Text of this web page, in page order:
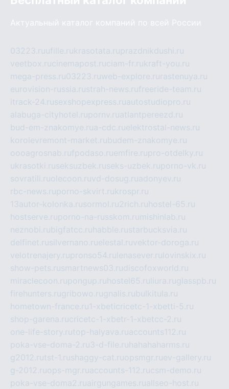
Актуальный каталог компаний по всей России
03223.ruufille.rukrasotata.ruprazdnikdushi.ru
veetbox.rucinemapost.ruciam-fr.rukraft-you.ru
mega-press.ru03223.ruweb-explore.ru rastenuya.ru
eurovision-russia.rustrah-news.rufreeride-team.ru
itrack-24.rusexshopexpress.ruautostudiopro.ru
alabuga-cityhotel.rupornv.ruatlantpereezd.ru
bud-em-znakomye.rua-cdc.ruelektrostal-news.ru
korolevremont-market.rubudem-znakomye.ru
oooagrosnab.rufpodaso.ruemfire.rupro-otdelky.ru
ukrasotki.ruseksuzbek.ruseks-uzbek.ruporno-vk.ru
sovratili.ruolecoon.ruvd-dosug.ruadonyev.ru
rbc-news.ruporno-skvirt.rukrospr.ru
13autor-kolonka.rusormol.ru2rich.ru hostel-65.ru
hostserve.ruporno-na-russkom.ru mishinlab.ru
neznobi.rubigfatcc.ru habble.rustarbucksvia.ru
delfinet.rusilvernano.ruelestal.ruvektor-doroga.ru
velotrenajery.rupronso54.ru lenasever.ru lovinskix.ru
show-pets.rusmartnews03.rudiscofoxworld.ru
miraclecoon.rupongup.ru hostel65.ru liura.ruglasspb.ru
firehunters.rugribowo.rugnalis.rubulkitula.ru
hometown-france.ru1-xbeticricetc-1-xbetti-5.ru
shop-garena.rucricetc-1-xbetr-1-xbetcc-2.ru
one-life-story.rutop-halyava.ruaccounts112.ru
poka-vse-doma-2.ru3-d-file.ru hahahaharms.ru
g2012.rutst-1.rushaggy-cat.ruopsmgr.ruev-gallery.ru
g-2012.ruops-mgr.ruaccounts-112.rucsm-demo.ru
poka-vse-doma2.ruairgungames.ruallseo-host.ru